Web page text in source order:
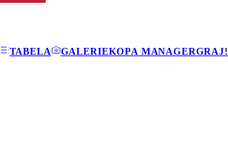
TABELA GALERIEKOPA MANAGERGRAJ!